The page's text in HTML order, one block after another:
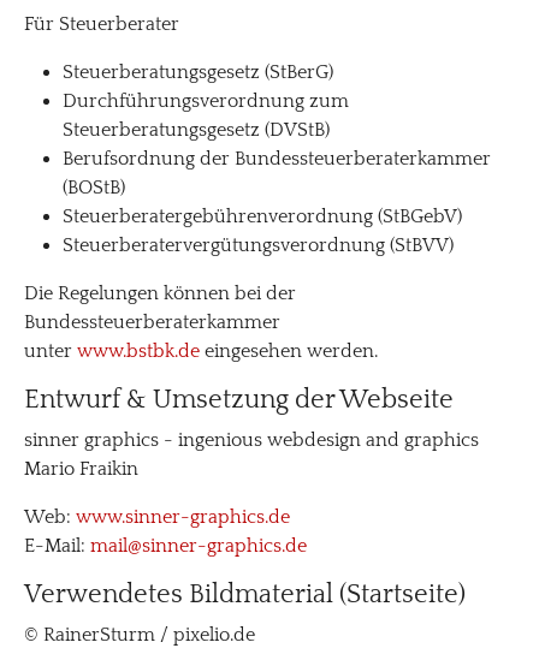
Für Steuerberater
Steuerberatungsgesetz (StBerG)
Durchführungsverordnung zum
Steuerberatungsgesetz (DVStB)
Berufsordnung der Bundessteuerberaterkammer
(BOStB)
Steuerberatergebührenverordnung (StBGebV)
Steuerberatervergütungsverordnung (StBVV)
Die Regelungen können bei der
Bundessteuerberaterkammer
unter www.bstbk.de eingesehen werden.
Entwurf & Umsetzung der Webseite
sinner graphics - ingenious webdesign and graphics
Mario Fraikin
Web: www.sinner-graphics.de
E-Mail: mail@sinner-graphics.de
Verwendetes Bildmaterial (Startseite)
© RainerSturm / pixelio.de